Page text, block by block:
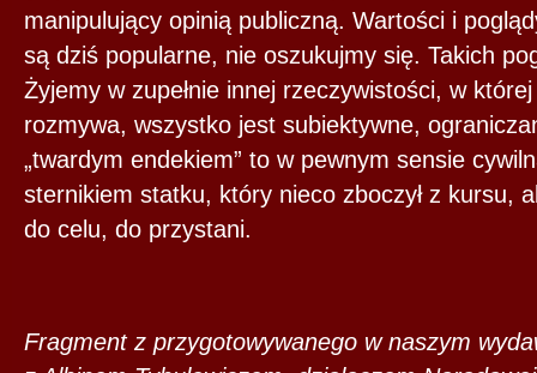
manipulujący opinią publiczną. Wartości i
są dziś popularne, nie oszukujmy się. Takich
Żyjemy w zupełnie innej rzeczywistości, w
rozmywa, wszystko jest subiektywne,
„twardym endekiem” to w pewnym sensie
sternikiem statku, który nieco zboczył z kursu,
do celu, do przystani.
Fragment z przygotowywanego w naszym